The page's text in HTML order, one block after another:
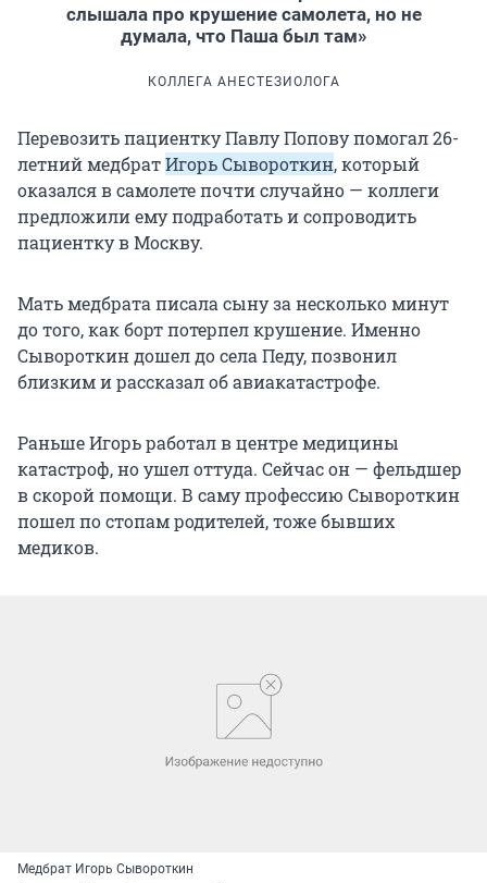
слышала про крушение самолета, но не
думала, что Паша был там»
КОЛЛЕГА АНЕСТЕЗИОЛОГА
Перевозить пациентку Павлу Попову помогал 26-
летний медбратИгорь Сывороткин, который
оказался в самолете почти случайно — коллеги
предложили ему подработать и сопроводить
пациентку в Москву.
Мать медбрата писала сыну за несколько минут
до того, как борт потерпел крушение. Именно
Сывороткин дошел до села Педу, позвонил
близким и рассказал об авиакатастрофе.
Раньше Игорь работал в центре медицины
катастроф, но ушел оттуда. Сейчас он — фельдшер
в скорой помощи. В саму профессию Сывороткин
пошел по стопам родителей, тоже бывших
медиков.
Медбрат Игорь Сывороткин